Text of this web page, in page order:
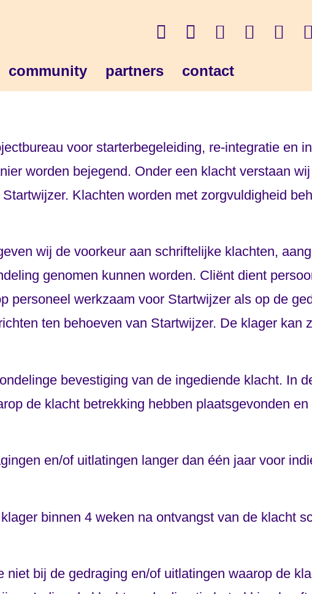
community partners contact
voor starterbegeleiding, re-integratie en
worden bejegend. Onder een klacht verstaan
Klachten worden met zorgvuldigheid
wij de voorkeur aan schriftelijke klachten,
genomen kunnen worden. Cliënt dient
personeel werkzaam voor Startwijzer als op de
ten behoeven van Startwijzer. De klager kan
bevestiging van de ingediende klacht. In
de klacht betrekking hebben plaatsgevonden
en/of uitlatingen langer dan één jaar voor
binnen 4 weken na ontvangst van de klacht
bij de gedraging en/of uitlatingen waarop de